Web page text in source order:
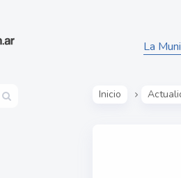
La
Inicio